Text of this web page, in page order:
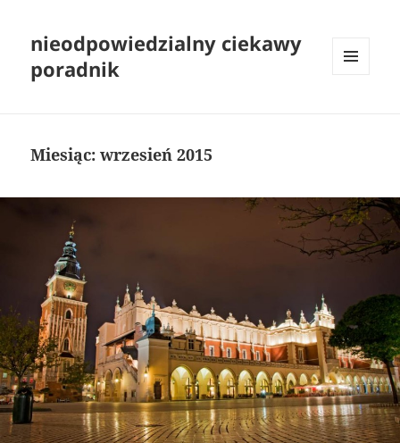
nieodpowiedzialny ciekawy
poradnik
Miesiąc:wrzesień 2015